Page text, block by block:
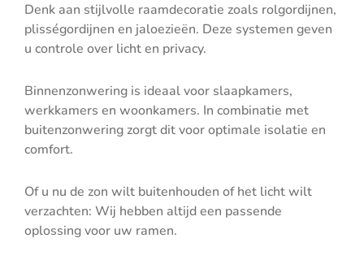
Denk aan stijlvolle raamdecoratie zoals rolgordijnen,
plisségordijnen en jaloezieën. Deze systemen geven
u controle over licht en privacy.
Binnenzonwering is ideaal voor slaapkamers,
werkkamers en woonkamers. In combinatie met
buitenzonwering zorgt dit voor optimale isolatie en
comfort.
Of u nu de zon wilt buitenhouden of het licht wilt
verzachten: Wij hebben altijd een passende
oplossing voor uw ramen.